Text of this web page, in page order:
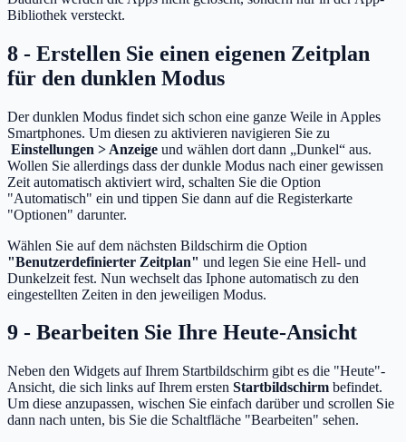
Bibliothek versteckt.
8 - Erstellen Sie einen eigenen Zeitplan
für den dunklen Modus
Der dunklen Modus findet sich schon eine ganze Weile in Apples
Smartphones. Um diesen zu aktivieren navigieren Sie zu
Einstellungen > Anzeige und wählen dort dann „Dunkel“ aus.
Wollen Sie allerdings dass der dunkle Modus nach einer gewissen
Zeit automatisch aktiviert wird, schalten Sie die Option
"Automatisch" ein und tippen Sie dann auf die Registerkarte
"Optionen" darunter.
Wählen Sie auf dem nächsten Bildschirm die Option
"Benutzerdefinierter Zeitplan" und legen Sie eine Hell- und
Dunkelzeit fest. Nun wechselt das Iphone automatisch zu den
eingestellten Zeiten in den jeweiligen Modus.
9 - Bearbeiten Sie Ihre Heute-Ansicht
Neben den Widgets auf Ihrem Startbildschirm gibt es die "Heute"-
Ansicht, die sich links auf Ihrem ersten Startbildschirm befindet.
Um diese anzupassen, wischen Sie einfach darüber und scrollen Sie
dann nach unten, bis Sie die Schaltfläche "Bearbeiten" sehen.